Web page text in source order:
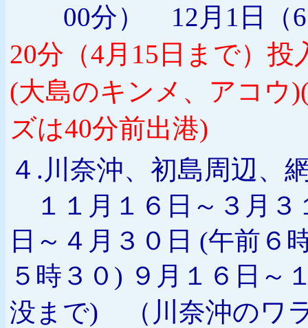
00分） 12月1日（
20分（4月15日まで）
(大島のキンメ、アコウ
ズは40分前出港)
４.川奈沖、初島周辺、
１１月１６日～３月３
日～４月３０日 (午前６
５時３０) ９月１６日～
没まで) （川奈沖のワ